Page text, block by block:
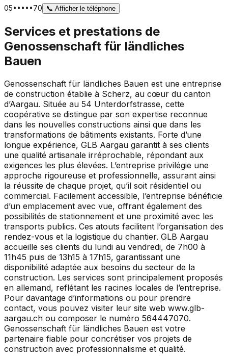
05•••••70 📞 Afficher le téléphone
Services et prestations de
Genossenschaft für ländliches
Bauen
Genossenschaft für ländliches Bauen est une entreprise
de construction établie à Scherz, au cœur du canton
d’Aargau. Située au 54 Unterdorfstrasse, cette
coopérative se distingue par son expertise reconnue
dans les nouvelles constructions ainsi que dans les
transformations de bâtiments existants. Forte d’une
longue expérience, GLB Aargau garantit à ses clients
une qualité artisanale irréprochable, répondant aux
exigences les plus élevées. L’entreprise privilégie une
approche rigoureuse et professionnelle, assurant ainsi
la réussite de chaque projet, qu’il soit résidentiel ou
commercial. Facilement accessible, l’entreprise bénéficie
d’un emplacement avec vue, offrant également des
possibilités de stationnement et une proximité avec les
transports publics. Ces atouts facilitent l’organisation des
rendez-vous et la logistique du chantier. GLB Aargau
accueille ses clients du lundi au vendredi, de 7h00 à
11h45 puis de 13h15 à 17h15, garantissant une
disponibilité adaptée aux besoins du secteur de la
construction. Les services sont principalement proposés
en allemand, reflétant les racines locales de l’entreprise.
Pour davantage d’informations ou pour prendre
contact, vous pouvez visiter leur site web www.glb-
aargau.ch ou composer le numéro 564447070.
Genossenschaft für ländliches Bauen est votre
partenaire fiable pour concrétiser vos projets de
construction avec professionnalisme et qualité.